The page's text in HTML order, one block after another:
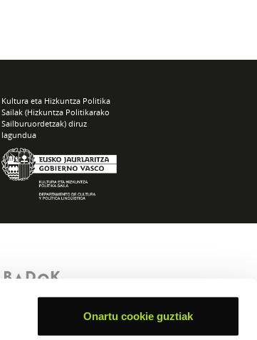
Onartu cookie guztiak
Kultura eta Hizkuntza Politika
Sailak (Hizkuntza Politikarako
Sailburuordetzak) diruz
lagundua